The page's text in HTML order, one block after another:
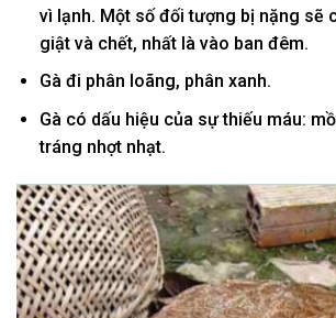
vì lạnh. Một số đối tượng bị nặng sẽ
giật và chết, nhất là vào ban đêm.
Gà đi phân loãng, phân xanh.
Gà có dấu hiệu của sự thiếu máu:
tráng nhợt nhạt.